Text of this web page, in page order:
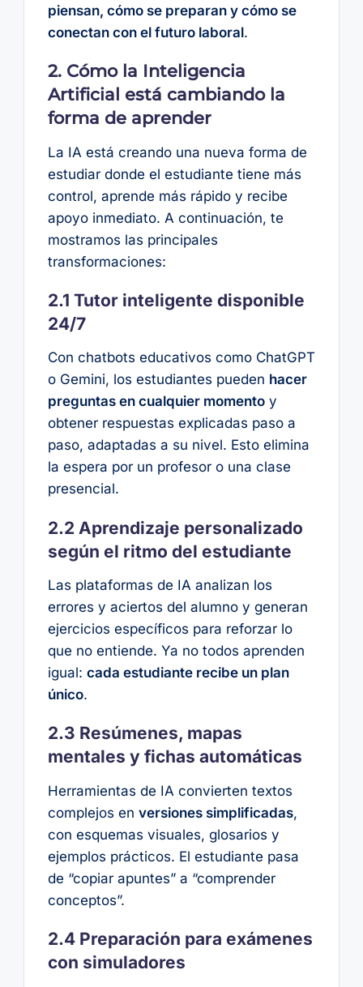
piensan, cómo se preparan y cómo se
conectan con el futuro laboral.
2. Cómo la Inteligencia
Artificial está cambiando la
forma de aprender
La IA está creando una nueva forma de
estudiar donde el estudiante tiene más
control, aprende más rápido y recibe
apoyo inmediato. A continuación, te
mostramos las principales
transformaciones:
2.1 Tutor inteligente disponible
24/7
Con chatbots educativos como ChatGPT
o Gemini, los estudiantes pueden hacer
preguntas en cualquier momentoy
obtener respuestas explicadas paso a
paso, adaptadas a su nivel. Esto elimina
la espera por un profesor o una clase
presencial.
2.2 Aprendizaje personalizado
según el ritmo del estudiante
Las plataformas de IA analizan los
errores y aciertos del alumno y generan
ejercicios específicos para reforzar lo
que no entiende. Ya no todos aprenden
igual: cada estudiante recibe un plan
único.
2.3 Resúmenes, mapas
mentales y fichas automáticas
Herramientas de IA convierten textos
complejos en versiones simplificadas,
con esquemas visuales, glosarios y
ejemplos prácticos. El estudiante pasa
de “copiar apuntes” a “comprender
conceptos”.
2.4 Preparación para exámenes
con simuladores